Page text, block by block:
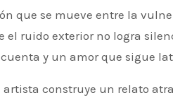
que se mueve entre la
ruido exterior no logra
y un amor que sigue
construye un relato